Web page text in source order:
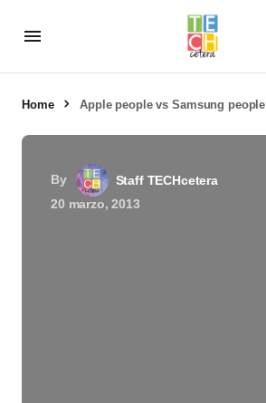
Home Apple people vs Samsung people
By
Staff TECHcetera
20 marzo, 2013